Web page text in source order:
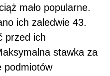
mało popularne.
ich zaledwie 43.
przed ich
stawka za
podmiotów